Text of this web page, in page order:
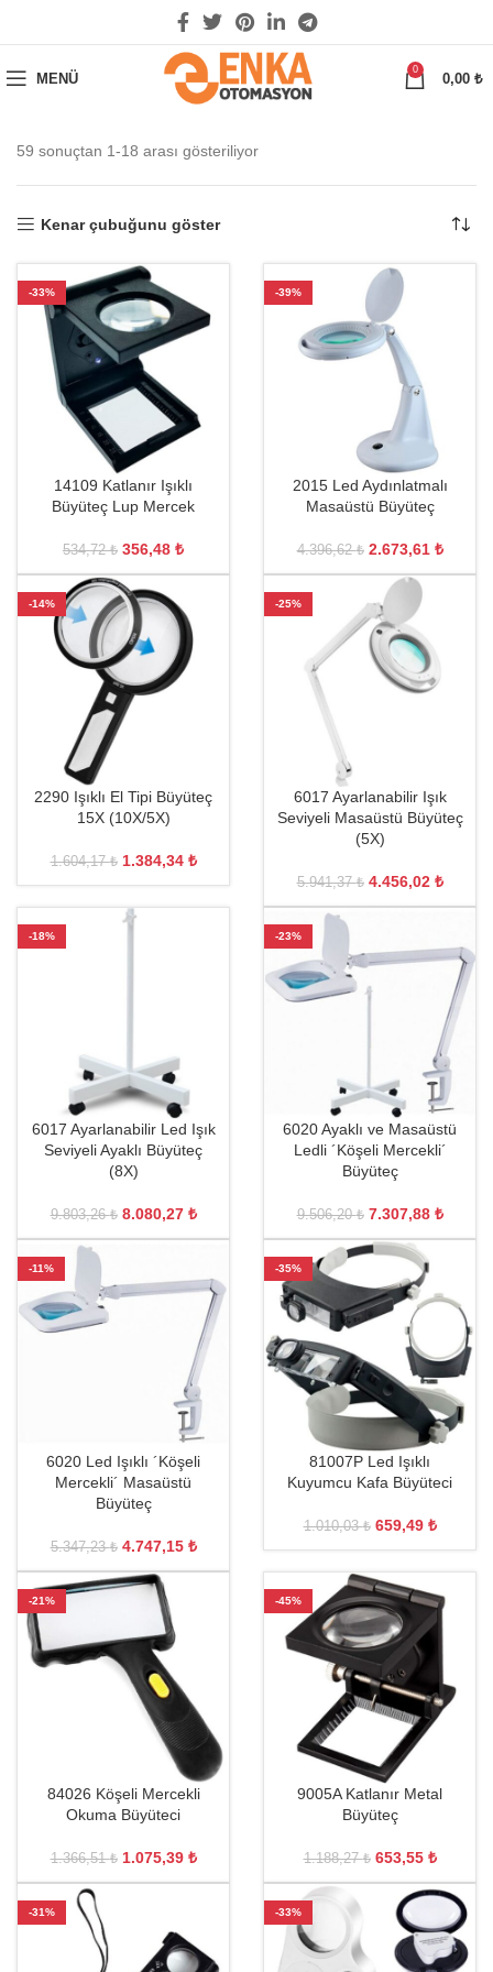
MENÜ
0
0,00 ₺
59 sonuçtan 1-18 arası gösteriliyor
Kenar çubuğunu göster
-33%
14109 Katlanır Işıklı
Büyüteç Lup Mercek
534,72₺ 356,48 ₺
-39%
2015 Led Aydınlatmalı
Masaüstü Büyüteç
4.396,62₺ 2.673,61 ₺
-14%
2290 Işıklı El Tipi Büyüteç
15X (10X/5X)
1.604,17₺ 1.384,34 ₺
-25%
6017 Ayarlanabilir Işık
Seviyeli Masaüstü Büyüteç
(5X)
5.941,37₺ 4.456,02 ₺
-18%
6017 Ayarlanabilir Led Işık
Seviyeli Ayaklı Büyüteç
(8X)
9.803,26₺ 8.080,27 ₺
-23%
6020 Ayaklı ve Masaüstü
Ledli ´Köşeli Mercekli´
Büyüteç
9.506,20₺ 7.307,88 ₺
-11%
6020 Led Işıklı ´Köşeli
Mercekli´ Masaüstü
Büyüteç
5.347,23₺ 4.747,15 ₺
-35%
81007P Led Işıklı
Kuyumcu Kafa Büyüteci
1.010,03₺ 659,49 ₺
-21%
84026 Köşeli Mercekli
Okuma Büyüteci
1.366,51₺ 1.075,39 ₺
-45%
9005A Katlanır Metal
Büyüteç
1.188,27₺ 653,55 ₺
-31% -33%